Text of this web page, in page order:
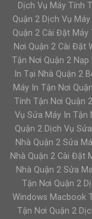
Dịch Vụ Máy Tính
Quận 2 Dịch Vụ
Quận 2 Cài Đặt Máy
Nơi Quận 2 Cài Đặt
Tận Nơi Quận 2
In Tại Nhà Quận 2
Máy In Tận Nơi
Tính Tận Nơi Quận
Vụ Sửa Máy In Tận
Quận 2 Dịch Vụ
Nhà Quận 2 Sửa
Nhà Quận 2 Cài Đặt
Nhà Quận 2 Sửa
Tận Nơi Quận 2
Windows Macbook
Tận Nơi Quận 2